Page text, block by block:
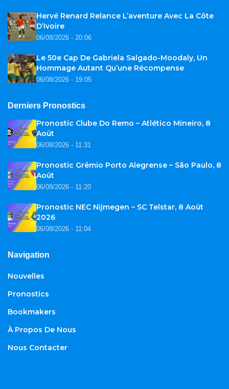
Hervé Renard Relance L’aventure Avec La Côte
D’Ivoire
06/08/2026 - 20:06
Le 50e Cap De Gabriela Salgado-Moodaly, Un
Hommage Autant Qu’une Récompense
06/08/2026 - 19:05
Derniers Pronostics
Pronostic Clube Do Remo – Atlético Mineiro, 8
Août
06/08/2026 - 11:31
Pronostic Grêmio Porto Alegrense – São Paulo, 8
Août
06/08/2026 - 11:20
Pronostic NEC Nijmegen – SC Telstar, 8 Août
2026
06/08/2026 - 11:04
Navigation
Nouvelles
Pronostics
Bookmakers
À Propos De Nous
Nous Contacter